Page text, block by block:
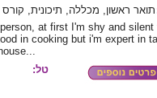
תואר ראשון, מכללה, תיכונית,
at first I'm shy and silent
in cooking but i'm expert in
טל: